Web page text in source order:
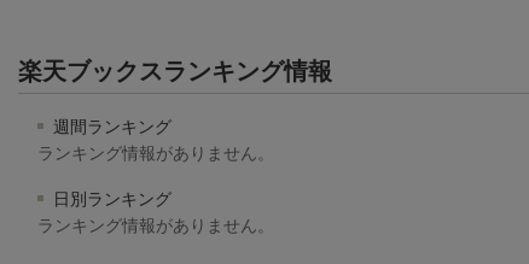
楽天ブックスランキング情報
週間ランキング
ランキング情報がありません。
日別ランキング
ランキング情報がありません。